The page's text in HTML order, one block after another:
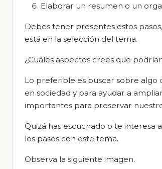
Elaborar un resumen o un
Debes tener presentes estos
está en la selección del tema.
¿Cuáles aspectos crees que
Lo preferible es buscar sobre algo
en sociedad y para ayudar a
importantes para preservar
Quizá has escuchado o te interesa
los pasos con este tema.
Observa la siguiente imagen.